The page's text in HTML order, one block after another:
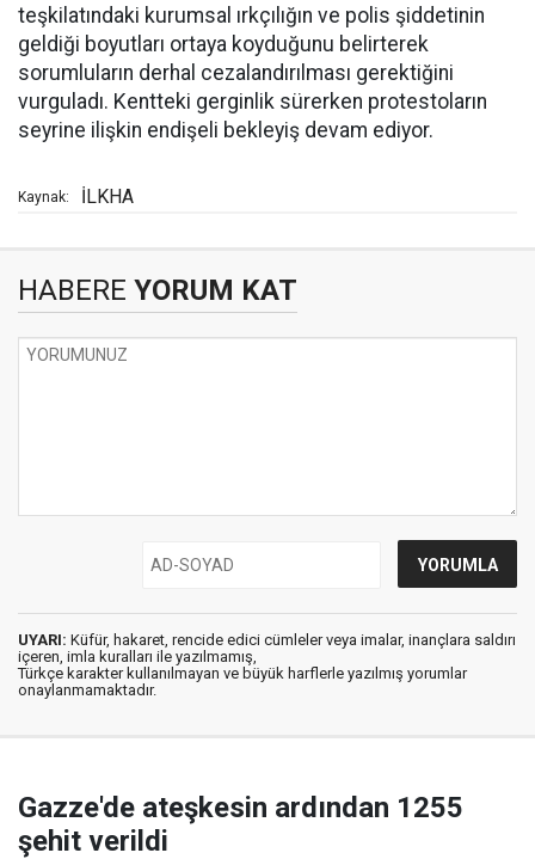
teşkilatındaki kurumsal ırkçılığın ve polis şiddetinin
geldiği boyutları ortaya koyduğunu belirterek
sorumluların derhal cezalandırılması gerektiğini
vurguladı. Kentteki gerginlik sürerken protestoların
seyrine ilişkin endişeli bekleyiş devam ediyor.
Kaynak: İLKHA
HABERE YORUM KAT
UYARI: Küfür, hakaret, rencide edici cümleler veya imalar, inançlara saldırı
içeren, imla kuralları ile yazılmamış,
Türkçe karakter kullanılmayan ve büyük harflerle yazılmış yorumlar
onaylanmamaktadır.
Gazze'de ateşkesin ardından 1255
şehit verildi